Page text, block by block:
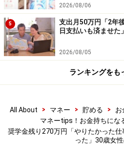
・「家計」について、アンケート
中です！
※抽選で20名にAmazonギフト券
※謝礼付きの限定アンケートやモ
なります
2026/08/06
5
支出月50万円「2年
日支払いも済ませた
2026/08/05
ランキングをも
All About > マネー > 貯める > お
マネーtips！お金持ちにな
奨学金残り270万円「やりたかった
った」30歳女